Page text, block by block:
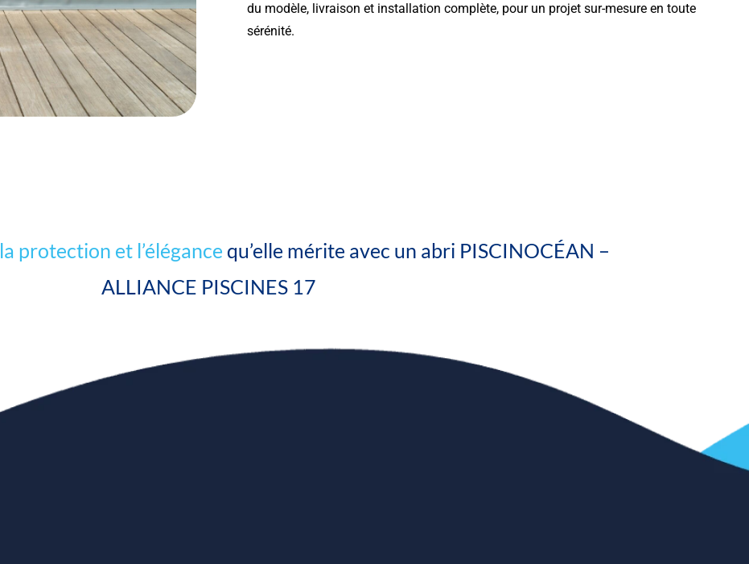
du modèle, livraison et installation complète, pour un projet sur-mesure en toute
sérénité.
la protection et l’élégance qu’elle mérite avec un abri PISCINOCÉAN –
ALLIANCE PISCINES 17